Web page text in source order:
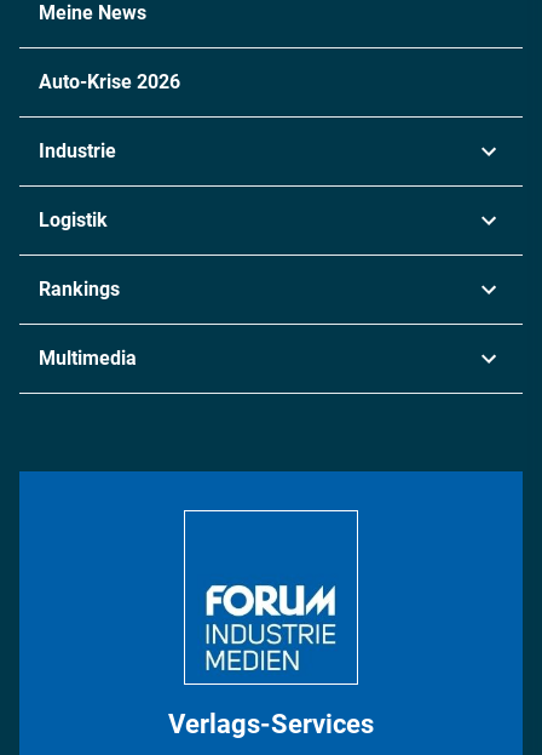
Meine News
Auto-Krise 2026
Industrie
Chemie
Metall
Energie
Logistik
Rankings
Multimedia
Verlags-Services